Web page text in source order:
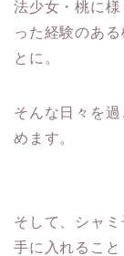
法少女・桃に
った経験のあ
とに。
そんな日々を
めます。
そして、シャ
手に入れること